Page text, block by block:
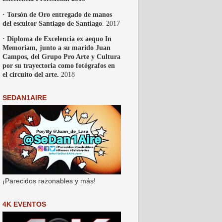
· Torsón de Oro entregado de manos
del escultor Santiago de Santiago . 2017
· Diploma de Excelencia ex aequo In
Memoriam, junto a su marido Juan
Campos, del Grupo Pro Arte y Cultura
por su trayectoria como fotógrafos en
el circuito del arte. 2018
SEDAN1AIRE
¡Parecidos razonables y más!
4K EVENTOS